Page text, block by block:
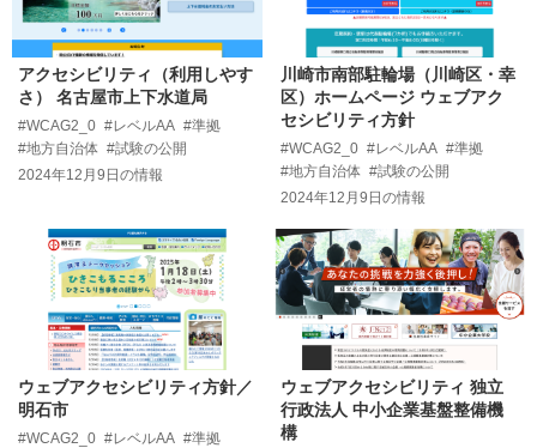
アクセシビリティ（利用しやす
さ） 名古屋市上下水道局
#WCAG2_0 #レベルAA #準拠
#地方自治体 #試験の公開
2024年12月9日 の情報
川崎市南部駐輪場（川崎区・幸
区）ホームページ ウェブアク
セシビリティ方針
#WCAG2_0 #レベルAA #準拠
#地方自治体 #試験の公開
2024年12月9日 の情報
ウェブアクセシビリティ方針／
明石市
#WCAG2_0 #レベルAA #準拠
ウェブアクセシビリティ 独立
行政法人 中小企業基盤整備機
構